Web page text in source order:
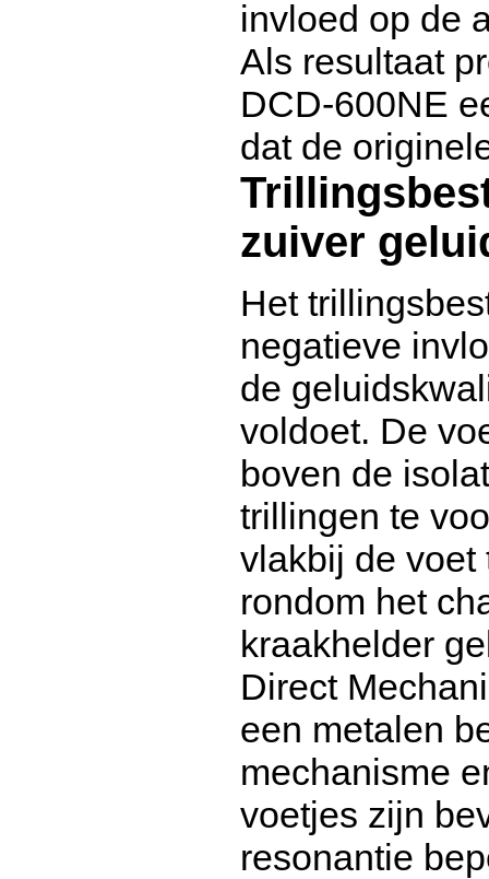
invloed op de
Als resultaat
DCD-600NE
dat de
zuiver
Het
negatieve
de
voldoet. De
boven de
trillingen te
vlakbij de voet
rondom het
kraakhelder
Direct
een metalen
mechanisme
voetjes zijn
resonantie